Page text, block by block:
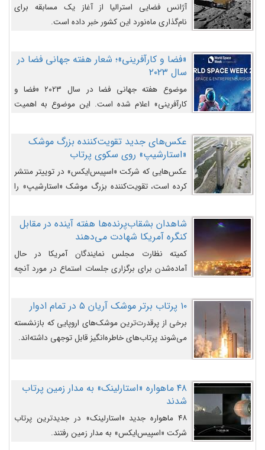
آژانس فضایی استرالیا از آغاز یک مسابقه برای
نام‌گذاری ماه‌نورد این کشور خبر داده است.
«فضا و کارآفرینی»؛ شعار هفته جهانی فضا در
سال ۲۰۲۳
موضوع هفته جهانی فضا در سال ۲۰۲۳ «فضا و
کارآفرینی» اعلام شده است. این موضوع به اهمیت
روزافزون کارآفرینی در حوزه فضایی و مزایای جدیدی که
کارآفرینان این حوزه ایجاد می‌کنند، می‌پردازد.
عکس‌های جدید تقویت‌کننده بزرگ موشک
«استارشیپ» روی سکوی پرتاب
عکس‌هایی که شرکت «اسپیس‌ایکس» در توییتر منتشر
کرده است، تقویت‌کننده بزرگ موشک «استارشیپ» را
شاهدان بشقاب‌پرنده‌ها هفته آینده در مقابل
کنگره آمریکا شهادت می‌دهند
کمیته نظارت مجلس نمایندگان آمریکا در حال
آماده‌شدن برای برگزاری جلسات استماع در مورد آنچه
می‌دانند، است و قرار است افشاگران یوفوها هفته آینده
در مقابل آنها شهادت دهند.۱۰ پرتاب برتر موشک آریان ۵ در تمام ادوار
برخی از پرقدرت‌ترین موشک‌های اروپایی که بازنشسته
می‌شوند پرتاب‌های خاطره‌انگیز قابل توجهی داشته‌اند.
۴۸ ماهواره «استارلینک» به مدار زمین پرتاب
شدند
۴۸ ماهواره جدید «استارلینک» در جدیدترین پرتاب
شرکت «اسپیس‌ایکس» به مدار زمین رفتند.